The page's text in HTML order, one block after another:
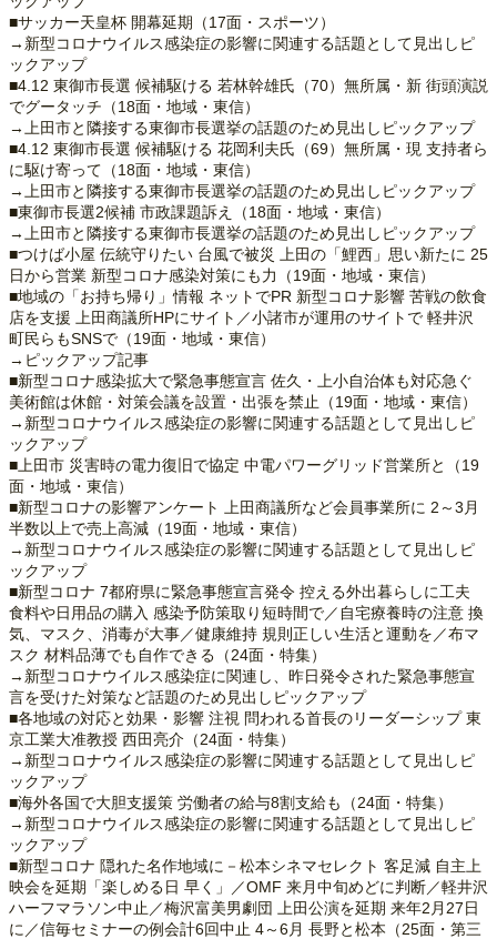
■サッカー天皇杯 開幕延期（17面・スポーツ）
→新型コロナウイルス感染症の影響に関連する話題として見出しピ
ックアップ
■4.12 東御市長選 候補駆ける 若林幹雄氏（70）無所属・新 街頭演説
でグータッチ（18面・地域・東信）
→上田市と隣接する東御市長選挙の話題のため見出しピックアップ
■4.12 東御市長選 候補駆ける 花岡利夫氏（69）無所属・現 支持者ら
に駆け寄って（18面・地域・東信）
→上田市と隣接する東御市長選挙の話題のため見出しピックアップ
■東御市長選2候補 市政課題訴え（18面・地域・東信）
→上田市と隣接する東御市長選挙の話題のため見出しピックアップ
■つけば小屋 伝統守りたい 台風で被災 上田の「鯉西」思い新たに 25
日から営業 新型コロナ感染対策にも力（19面・地域・東信）
■地域の「お持ち帰り」情報 ネットでPR 新型コロナ影響 苦戦の飲食
店を支援 上田商議所HPにサイト／小諸市が運用のサイトで 軽井沢
町民らもSNSで（19面・地域・東信）
→ピックアップ記事
■新型コロナ感染拡大で緊急事態宣言 佐久・上小自治体も対応急ぐ
美術館は休館・対策会議を設置・出張を禁止（19面・地域・東信）
→新型コロナウイルス感染症の影響に関連する話題として見出しピ
ックアップ
■上田市 災害時の電力復旧で協定 中電パワーグリッド営業所と（19
面・地域・東信）
■新型コロナの影響アンケート 上田商議所など会員事業所に 2～3月
半数以上で売上高減（19面・地域・東信）
→新型コロナウイルス感染症の影響に関連する話題として見出しピ
ックアップ
■新型コロナ 7都府県に緊急事態宣言発令 控える外出暮らしに工夫
食料や日用品の購入 感染予防策取り短時間で／自宅療養時の注意 換
気、マスク、消毒が大事／健康維持 規則正しい生活と運動を／布マ
スク 材料品薄でも自作できる（24面・特集）
→新型コロナウイルス感染症に関連し、昨日発令された緊急事態宣
言を受けた対策など話題のため見出しピックアップ
■各地域の対応と効果・影響 注視 問われる首長のリーダーシップ 東
京工業大准教授 西田亮介（24面・特集）
→新型コロナウイルス感染症の影響に関連する話題として見出しピ
ックアップ
■海外各国で大胆支援策 労働者の給与8割支給も（24面・特集）
→新型コロナウイルス感染症の影響に関連する話題として見出しピ
ックアップ
■新型コロナ 隠れた名作地域に－松本シネマセレクト 客足減 自主上
映会を延期「楽しめる日 早く」／OMF 来月中旬めどに判断／軽井沢
ハーフマラソン中止／梅沢富美男劇団 上田公演を延期 来年2月27日
に／信毎セミナーの例会計6回中止 4～6月 長野と松本（25面・第三